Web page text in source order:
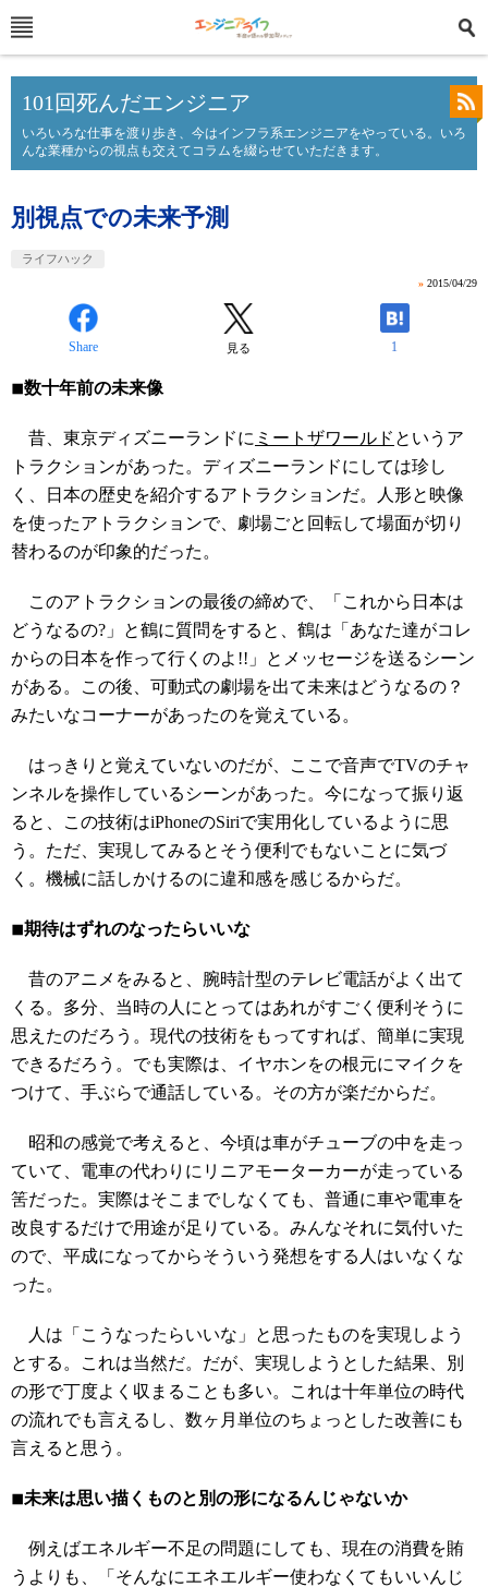
101回死んだエンジニア
いろいろな仕事を渡り歩き、今はインフラ系エンジニアをやっている。いろ
んな業種からの視点も交えてコラムを綴らせていただきます。
別視点での未来予測
ライフハック
» 2015/04/29
Share 見る 1
◾︎数十年前の未来像
昔、東京ディズニーランドに ミートザワールド というア
トラクションがあった。ディズニーランドにしては珍し
く、日本の歴史を紹介するアトラクションだ。人形と映像
を使ったアトラクションで、劇場ごと回転して場面が切り
替わるのが印象的だった。
このアトラクションの最後の締めで、「これから日本は
どうなるの?」と鶴に質問をすると、鶴は「あなた達がコレ
からの日本を作って行くのよ!!」とメッセージを送るシーン
がある。この後、可動式の劇場を出て未来はどうなるの？
みたいなコーナーがあったのを覚えている。
はっきりと覚えていないのだが、ここで音声でTVのチャ
ンネルを操作しているシーンがあった。今になって振り返
ると、この技術はiPhoneのSiriで実用化しているように思
う。ただ、実現してみるとそう便利でもないことに気づ
く。機械に話しかけるのに違和感を感じるからだ。
◾︎期待はずれのなったらいいな
昔のアニメをみると、腕時計型のテレビ電話がよく出て
くる。多分、当時の人にとってはあれがすごく便利そうに
思えたのだろう。現代の技術をもってすれば、簡単に実現
できるだろう。でも実際は、イヤホンをの根元にマイクを
つけて、手ぶらで通話している。その方が楽だからだ。
昭和の感覚で考えると、今頃は車がチューブの中を走っ
ていて、電車の代わりにリニアモーターカーが走っている
筈だった。実際はそこまでしなくても、普通に車や電車を
改良するだけで用途が足りている。みんなそれに気付いた
ので、平成になってからそういう発想をする人はいなくな
った。
人は「こうなったらいいな」と思ったものを実現しよう
とする。これは当然だ。だが、実現しようとした結果、別
の形で丁度よく収まることも多い。これは十年単位の時代
の流れでも言えるし、数ヶ月単位のちょっとした改善にも
言えると思う。
◾︎未来は思い描くものと別の形になるんじゃないか
例えばエネルギー不足の問題にしても、現在の消費を賄
うよりも、「そんなにエネエルギー使わなくてもいいんじ